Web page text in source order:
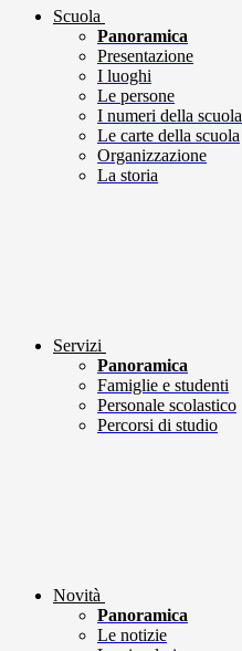
Scuola
Panoramica
Presentazione
I luoghi
Le persone
I numeri della scuola
Le carte della scuola
Organizzazione
La storia
Servizi
Panoramica
Famiglie e studenti
Personale scolastico
Percorsi di studio
Novità
Panoramica
Le notizie